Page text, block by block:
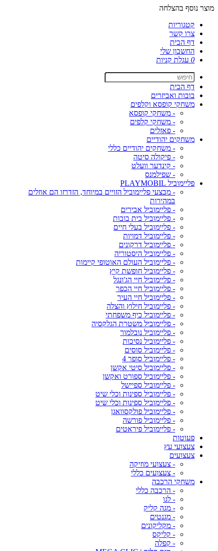
מוצר נוסף בהצלחה
קטגוריות
צרו קשר
דף הבית
החשבון שלי
0 עגלת קניות
דף הבית
בובות ואביזרים
משחקי קופסא וקלפים
- משחקי קופסא
- משחקי קלפים
- פאזלים
משחקים יהודיים
- משחקים יהודיים כללי
- פיקולה סיטה
- קינדער וועלט
- שפילמנס
פליימוביל PLAYMOBIL
- מבצעי פליימוביל הזויים במיוחד, הזדרזו הם אוזלים
במהירות
- פליימוביל אבירים
- פליימוביל בית בובות
- פליימוביל בעלי חיים
- פליימוביל דמויות
- פליימוביל דרקונים
- פליימוביל היסטוריה
- פליימוביל העולם האוטופי קיימות
- פליימוביל חופשת קיץ
- פליימוביל חיי הג'ונגל
- פליימוביל חיי הכפר
- פליימוביל חיי העיר
- פליימוביל חילוץ והצלה
- פליימוביל כיף משפחתי
- פליימוביל משטרת הגלקסיה
- פליימוביל נובלמור
- פליימוביל נסיכות
- פליימוביל סוסים
- פליימוביל סופר 4
- פליימוביל סיטי אקשן
- פליימוביל ספורט ואקשן
- פליימוביל ספיישל
- פליימוביל ספינות וכלי שיט
- פליימוביל ספינות וכלי שיט
- פליימוביל פולקסוואגן
- פליימוביל פורשה
- פליימוביל פיראטים
פעוטות
צעצועי עץ
צעצועים
- צעצועי מוזיקה
- צעצועים כללי
משחקי הרכבה
- הרכבה כללי
- לגו
- מגה קליק
- מגנטים
- מקליקונים
- קליקס
- קפלה